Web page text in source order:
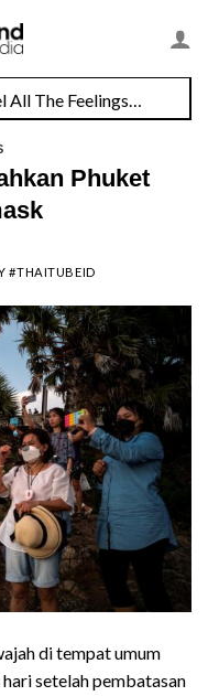
TAT Luncurkan Kampanye “Feel All The Feelings” dengan Lalisa LISA Manobal untuk Promosikan Pariwisata Berkualitas Thailand
Phuket
#THAITUBEID
di tempat umum
setelah pembatasan